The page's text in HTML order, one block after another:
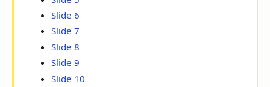
Slide 6
Slide 7
Slide 8
Slide 9
Slide 10